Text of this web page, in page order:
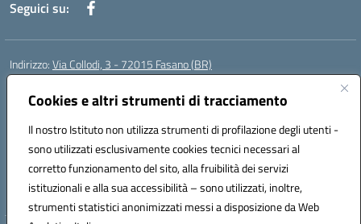
Cookies e altri strumenti di tracciamento
Il nostro Istituto non utilizza strumenti di profilazione degli utenti -
sono utilizzati esclusivamente cookies tecnici necessari al
corretto funzionamento del sito, alla fruibilità dei servizi
istituzionali e alla sua accessibilità – sono utilizzati, inoltre,
strumenti statistici anonimizzati messi a disposizione da Web
Seguici su:
Indirizzo:Via Collodi, 3 - 72015 Fasano (BR)
Centralino:
Posta elettronica certificata (PEC):bric839004@pec.istruzione.it
Codice fiscale: 90059320748
Codice meccanografico:BRIC839004
Codice Indice delle Pubbliche Amministrazioni (IPA): istsc_bree02200r
Codice unico di fatturazione (CUF): MIL3BD